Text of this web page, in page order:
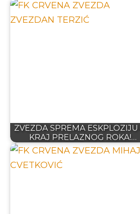
ZVEZDA SPREMA ESKPLOZIJU
KRAJ PRELAZNOG ROKA!…